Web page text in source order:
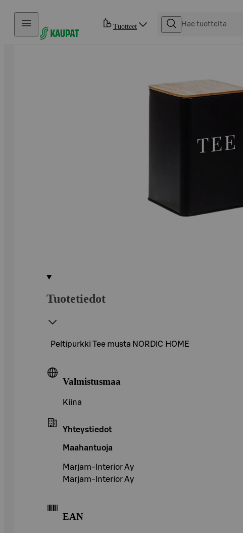
Hyppää sisältöön
Tuotteet
Tuotetiedot
Peltipurkki Tee musta NORDIC HOME
Valmistusmaa
Kiina
Yhteystiedot
Maahantuoja
Marjam-Interior Ay
Marjam-Interior Ay
EAN